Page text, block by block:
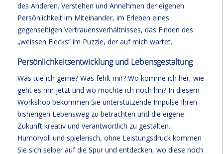
des Anderen. Verstehen und Annehmen der eigenen
Persönlichkeit im Miteinander, im Erleben eines
gegenseitigen Vertrauensverhältnisses, das Finden des
„weissen Flecks“ im Puzzle, der auf mich wartet.
Persönlichkeitsentwicklung und Lebensgestaltung
Was tue ich gerne? Was fehlt mir? Wo komme ich her, wie
geht es mir jetzt und wo möchte ich noch hin? In diesem
Workshop bekommen Sie unterstützende Impulse Ihren
bisherigen Lebensweg zu betrachten und die eigene
Zukunft kreativ und verantwortlich zu gestalten.
Humorvoll und spielerisch, ohne Leistungsdruck kommen
Sie sich selber auf die Spur und entdecken, wo diese noch